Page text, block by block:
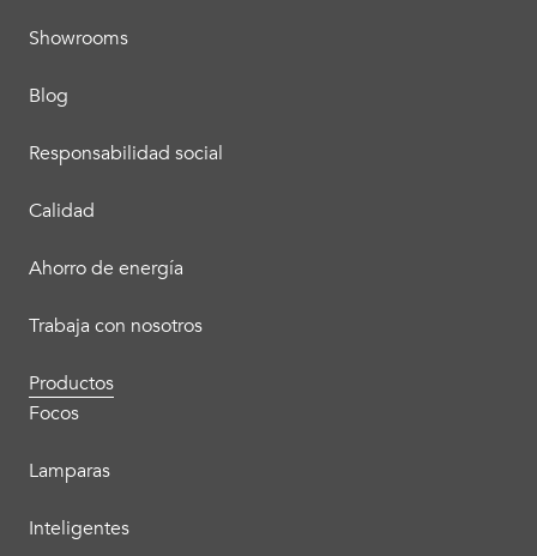
Showrooms
Blog
Responsabilidad social
Calidad
Ahorro de energía
Trabaja con nosotros
Productos
Focos
Lamparas
Inteligentes